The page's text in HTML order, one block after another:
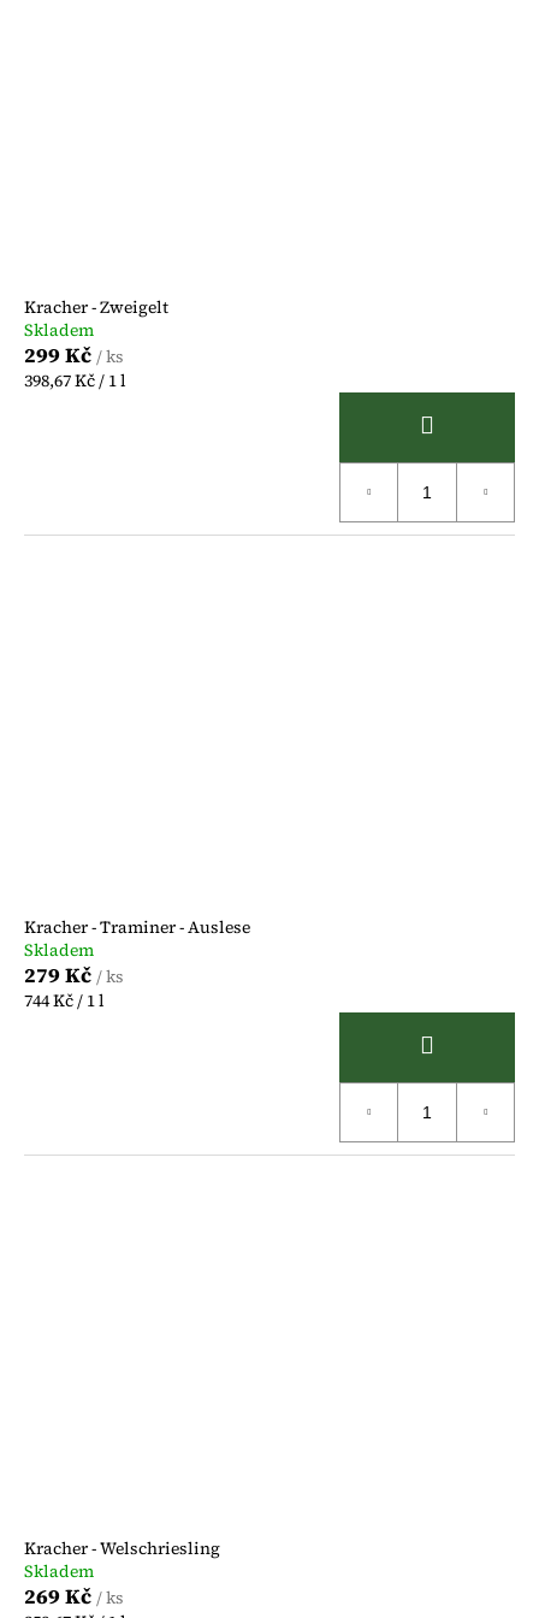
Kracher - Zweigelt
Skladem
299 Kč / ks
Měrná
398,67 Kč / 1 l
Kracher - Traminer - Auslese
Skladem
279 Kč / ks
Měrná
744 Kč / 1 l
Kracher - Welschriesling
Skladem
269 Kč / ks